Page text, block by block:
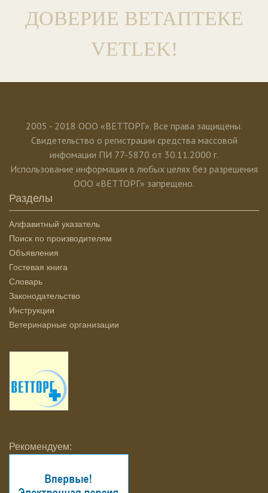
ДОВЕРИЕ ВЕТАПТЕКЕ
VETLEK!
2005 - 2018 ООО «ВЕТТОРГ». Все права защищены.
Свидетельство о регистрации средства массовой
инфомации ПИ 77-5870 от 30.11.2000 г.
Использование информации в любых целях без разрешения
ООО «ВЕТТОРГ» запрещено.
Разделы
Алфавитный указатель
Поиск по производителям
Объявления
Гостевая книга
Словарь
Законодательство
Инструкции
Ветеринарные организации
Рекомендуем: